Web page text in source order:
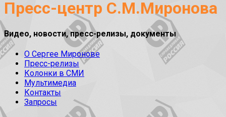
Пресс-центр С.М.Миронова
Видео, новости, пресс-релизы, документы
О Сергее Миронове
Пресс-релизы
Колонки в СМИ
Мультимедиа
Контакты
Запросы